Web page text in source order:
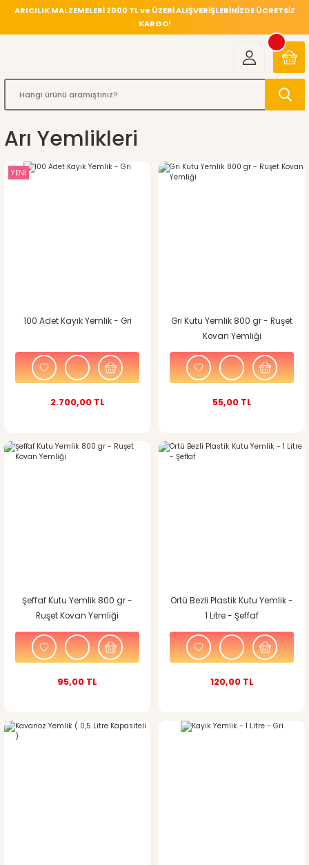
ARICILIK MALZEMELERİ 2000 TL ve ÜZERİ ALIŞVERİŞLERİNİZDE ÜCRETSİZ
KARGO!
Arı Yemlikleri
YENİ
100 Adet Kayık Yemlik - Gri
2.700,00 TL
Gri Kutu Yemlik 800 gr - Ruşet
Kovan Yemliği
55,00 TL
Şeffaf Kutu Yemlik 800 gr -
Ruşet Kovan Yemliği
95,00 TL
Örtü Bezli Plastik Kutu Yemlik -
1 Litre - Şeffaf
120,00 TL